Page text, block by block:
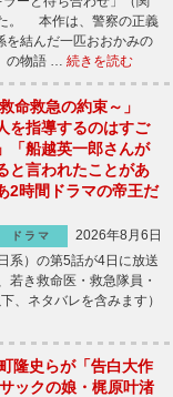
。 本作は、警察の正義
を結んだ一匹おおかみの
の物語 … 続きを読む
命救急の約束～」
を指導するのはすご
「船越英一郎さんが
と言われたことがあ
2時間ドラマの帝王だ
ドラマ
2026年8月6日
系）の第5話が4日に放送
き救命医・救急隊員・
、ネタバレを含みます）
隆史らが「告白大作
ックの娘・梶原叶渚